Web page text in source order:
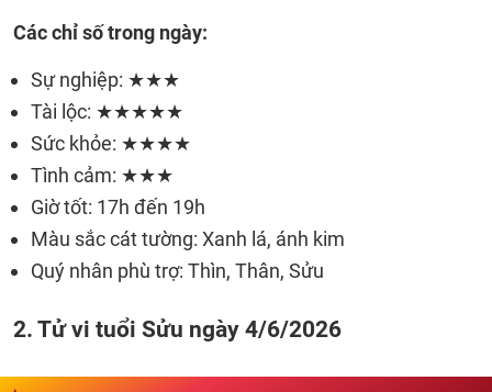
Các chỉ số trong ngày:
Sự nghiệp: ★★★
Tài lộc: ★★★★★
Sức khỏe: ★★★★
Tình cảm: ★★★
Giờ tốt: 17h đến 19h
Màu sắc cát tường: Xanh lá, ánh kim
Quý nhân phù trợ: Thìn, Thân, Sửu
2. Tử vi tuổi Sửu ngày 4/6/2026